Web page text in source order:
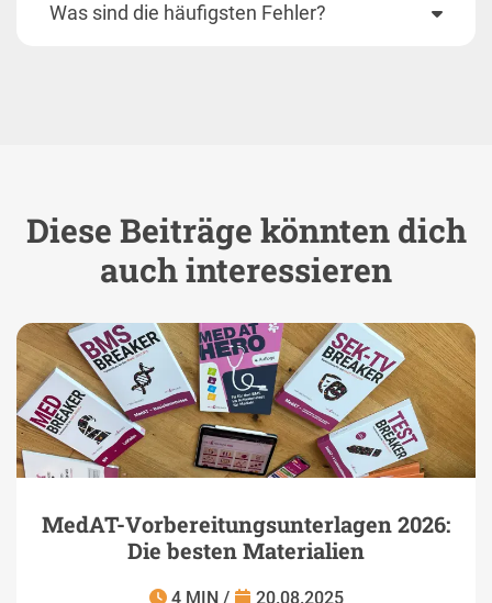
Was sind die häufigsten Fehler?
Diese Beiträge könnten dich
auch interessieren
MedAT-Vorbereitungsunterlagen 2026:
Die besten Materialien
4 MIN / 20.08.2025